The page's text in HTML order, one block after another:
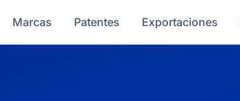
Marcas Patentes Exportaciones